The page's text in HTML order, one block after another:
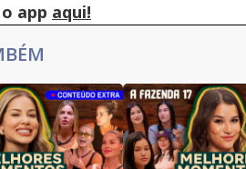
app aqui!